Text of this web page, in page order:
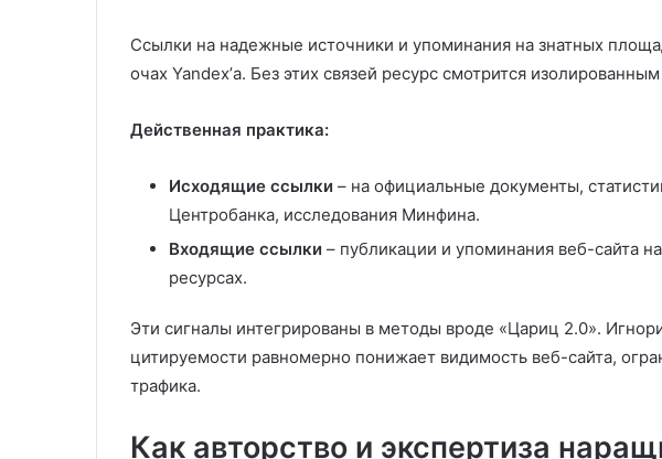
Ссылки на надежные источники и упоминания на знатных
очах Yandex’а. Без этих связей ресурс смотрится
Действенная практика:
Исходящие ссылки – на официальные документы,
Центробанка, исследования Минфина.
Входящие ссылки – публикации и упоминания веб-сайта
ресурсах.
Эти сигналы интегрированы в методы вроде «Цариц 2.0».
цитируемости равномерно понижает видимость веб-сайта,
трафика.
Как авторство и экспертиза